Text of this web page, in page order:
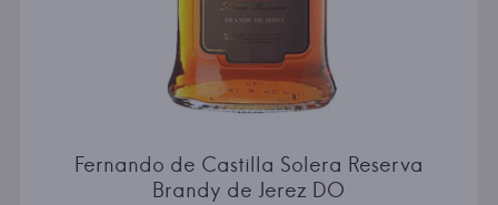
Fernando de Castilla Solera Reserva
Brandy de Jerez DO